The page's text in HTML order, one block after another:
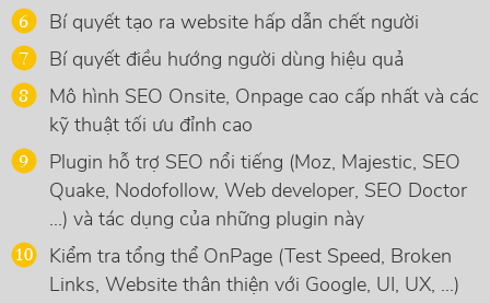
Bí quyết tạo ra website hấp dẫn chết người
Bí quyết điều hướng người dùng hiệu quả
Mô hình SEO Onsite, Onpage cao cấp nhất và các
kỹ thuật tối ưu đỉnh cao
Plugin hỗ trợ SEO nổi tiếng (Moz, Majestic, SEO
Quake, Nodofollow, Web developer, SEO Doctor
...) và tác dụng của những plugin này
Kiểm tra tổng thể OnPage (Test Speed, Broken
Links, Website thân thiện với Google, UI, UX, ...)